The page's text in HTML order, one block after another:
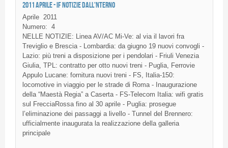
2011 APRILE - IF NOTIZIE DALL'NTERNO
Aprile
2011
Numero: 4
NELLE NOTIZIE: Linea AV/AC Mi-Ve: al via il lavori fra
Treviglio e Brescia - Lombardia: da giugno 19 nuovi convogli -
Lazio: più treni a disposizione per i pendolari - Friuli Venezia
Giulia, TPL: contratto per otto nuovi treni - Puglia, Ferrovie
Appulo Lucane: fornitura nuovi treni - FS, Italia-150:
locomotive in viaggio per le strade di Roma - Inaugurazione
della “Maestà Regia” a Caserta - FS-Telecom Italia: wifi gratis
sul FrecciaRossa fino al 30 aprile - Puglia: prosegue
l’eliminazione dei passaggi a livello - Tunnel del Brennero:
ufficialmente inaugurata la realizzazione della galleria
principale